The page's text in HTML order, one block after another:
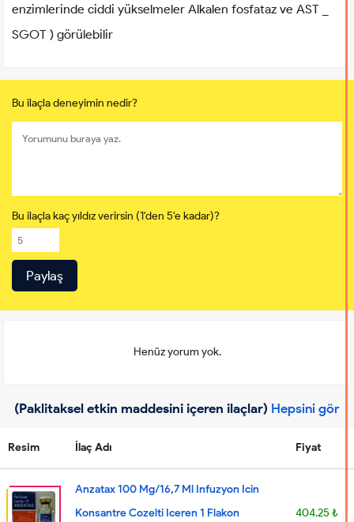
enzimlerinde ciddi yükselmeler Alkalen fosfataz ve AST _
SGOT ) görülebilir
Bu ilaçla deneyimin nedir?
Bu ilaçla kaç yıldız verirsin (1'den 5'e kadar)?
Henüz yorum yok.
(Paklitaksel etkin maddesini içeren ilaçlar) Hepsini gör
Resim İlaç Adı Fiyat
Anzatax 100 Mg/16,7 Ml Infuzyon Icin
Konsantre Cozelti Iceren 1 Flakon
404.25 ₺